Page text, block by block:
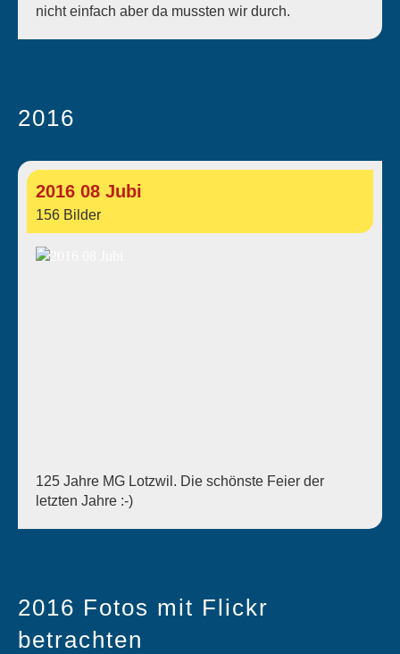
nicht einfach aber da mussten wir durch.
2016
2016 08 Jubi
156 Bilder
125 Jahre MG Lotzwil. Die schönste Feier der
letzten Jahre :-)
2016 Fotos mit Flickr
betrachten